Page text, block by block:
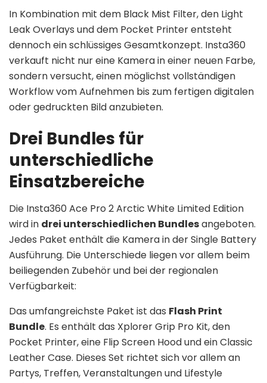
In Kombination mit dem Black Mist Filter, den Light
Leak Overlays und dem Pocket Printer entsteht
dennoch ein schlüssiges Gesamtkonzept. Insta360
verkauft nicht nur eine Kamera in einer neuen Farbe,
sondern versucht, einen möglichst vollständigen
Workflow vom Aufnehmen bis zum fertigen digitalen
oder gedruckten Bild anzubieten.
Drei Bundles für
unterschiedliche
Einsatzbereiche
Die Insta360 Ace Pro 2 Arctic White Limited Edition
wird in drei unterschiedlichen Bundlesangeboten.
Jedes Paket enthält die Kamera in der Single Battery
Ausführung. Die Unterschiede liegen vor allem beim
beiliegenden Zubehör und bei der regionalen
Verfügbarkeit:
Das umfangreichste Paket ist das Flash Print
Bundle. Es enthält das Xplorer Grip Pro Kit, den
Pocket Printer, eine Flip Screen Hood und ein Classic
Leather Case. Dieses Set richtet sich vor allem an
Partys, Treffen, Veranstaltungen und Lifestyle